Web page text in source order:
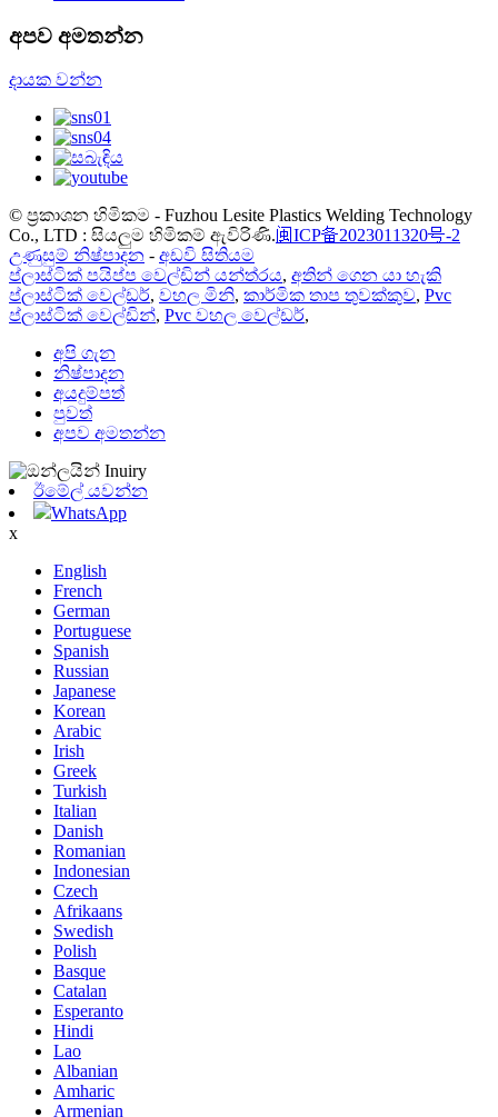
අපව අමතන්න
දායක වන්න
© ප්‍රකාශන හිමිකම - Fuzhou Lesite Plastics Welding Technology
Co., LTD : සියලුම හිමිකම් ඇවිරිණි.闽ICP备2023011320号-2
උණුසුම් නිෂ්පාදන - අඩවි සිතියම
ප්ලාස්ටික් පයිප්ප වෙල්ඩින් යන්ත්රය, අතින් ගෙන යා හැකි
ප්ලාස්ටික් වෙල්ඩර්, වහල මිනි, කාර්මික තාප තුවක්කුව, Pvc
ප්ලාස්ටික් වෙල්ඩින්, Pvc වහල වෙල්ඩර්,
අපි ගැන
නිෂ්පාදන
අයදුම්පත්
පුවත්
අපව අමතන්න
ඊමේල් යවන්න
WhatsApp
x
English
French
German
Portuguese
Spanish
Russian
Japanese
Korean
Arabic
Irish
Greek
Turkish
Italian
Danish
Romanian
Indonesian
Czech
Afrikaans
Swedish
Polish
Basque
Catalan
Esperanto
Hindi
Lao
Albanian
Amharic
Armenian